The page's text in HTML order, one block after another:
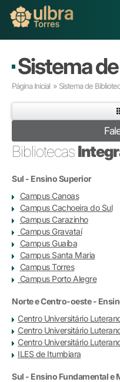
Buscar
Já
Educação Básica
Graduação
Educação a Distância
Pesquisa
Extensão
Infraestrutura e Serviços
Inovação
Sobre a ULBRA
Sistema
Página Inicial » Sistema de
Bibliotecas
Sul - Ensino Superior
Campus Canoas
Campus Cachoeira do Sul
Campus Carazinho
Campus Gravataí
Campus Guaíba
Campus Santa Maria
Campus Torres
Campus Porto Alegre
Norte e Centro-oeste -
Centro Universitário
Centro Universitário
Centro Universitário
ILES de Itumbiara
Sul - Ensino Fundamental e